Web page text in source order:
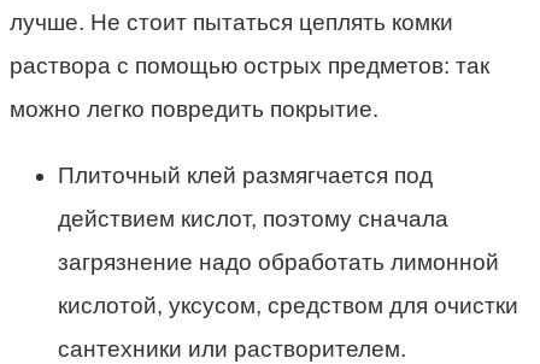
лучше. Не стоит пытаться цеплять комки
раствора с помощью острых предметов: так
можно легко повредить покрытие.
Плиточный клей размягчается под
действием кислот, поэтому сначала
загрязнение надо обработать лимонной
кислотой, уксусом, средством для очистки
сантехники или растворителем.